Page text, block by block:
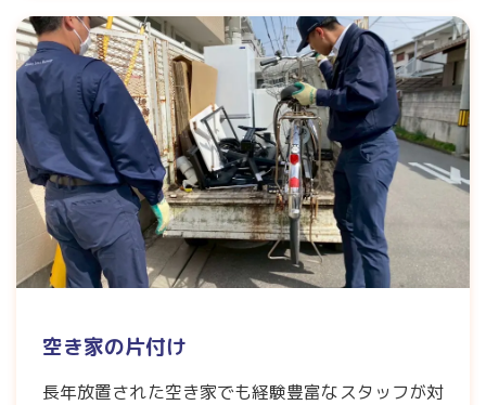
空き家の片付け
長年放置された空き家でも経験豊富なスタッフが対